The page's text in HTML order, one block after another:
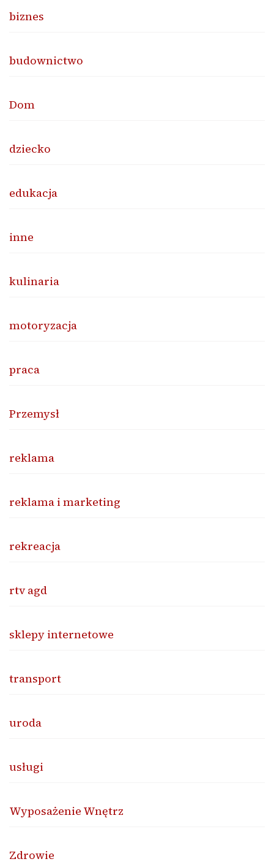
biznes
budownictwo
Dom
dziecko
edukacja
inne
kulinaria
motoryzacja
praca
Przemysł
reklama
reklama i marketing
rekreacja
rtv agd
sklepy internetowe
transport
uroda
usługi
Wyposażenie Wnętrz
Zdrowie